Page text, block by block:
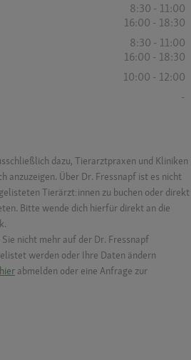
8:30 - 11:00
16:00 - 18:30
8:30 - 11:00
16:00 - 18:30
10:00 - 12:00
-
dazu, Tierarztpraxen und Kliniken
anzuzeigen. Über Dr. Fressnapf ist es nicht
Tierärzt:innen zu buchen oder direkt
Bitte wende dich hierfür direkt an die
nicht mehr auf der Dr. Fressnapf
werden oder Ihre Daten ändern
hier abmelden oder eine Anfrage zur